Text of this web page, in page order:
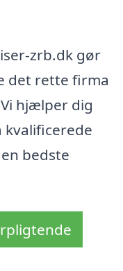
zrb.dk gør
det rette firma
hjælper dig
bedste